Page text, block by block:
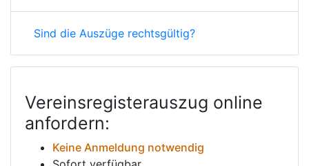
Sind die Auszüge rechtsgültig?
Vereinsregisterauszug online
anfordern:
Keine Anmeldung notwendig